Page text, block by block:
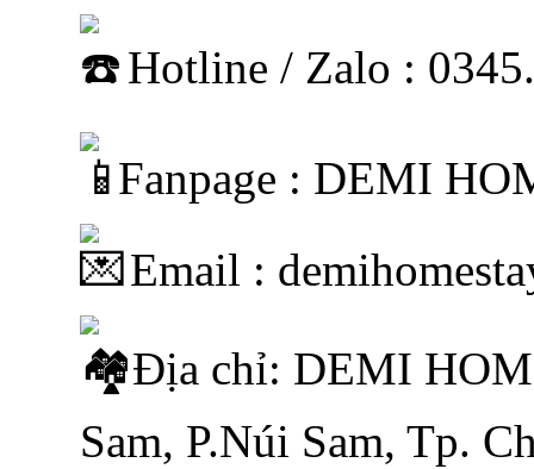
Hotline / Zalo :
Fanpage : DEMI
Email :
Địa chỉ: DEMI
Sam, P.Núi Sam, Tp.